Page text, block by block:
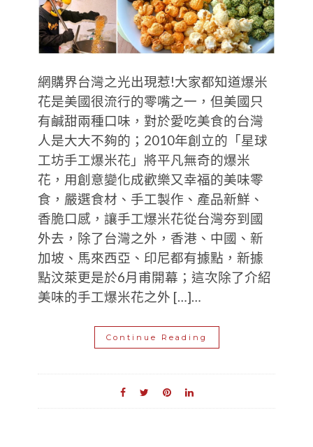
網購界台灣之光出現惹!大家都知道爆米
花是美國很流行的零嘴之一，但美國只
有鹹甜兩種口味，對於愛吃美食的台灣
人是大大不夠的；2010年創立的「星球
工坊手工爆米花」將平凡無奇的爆米
花，用創意變化成歡樂又幸福的美味零
食，嚴選食材、手工製作、產品新鮮、
香脆口感，讓手工爆米花從台灣夯到國
外去，除了台灣之外，香港、中國、新
加坡、馬來西亞、印尼都有據點，新據
點汶萊更是於6月甫開幕；這次除了介紹
美味的手工爆米花之外 […]…
Continue Reading